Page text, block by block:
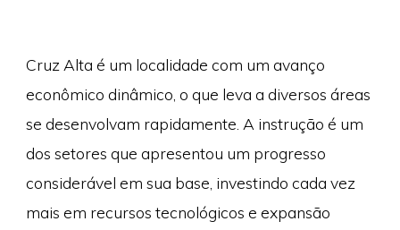
Cruz Alta é um localidade com um avanço
econômico dinâmico, o que leva a diversos áreas
se desenvolvam rapidamente. A instrução é um
dos setores que apresentou um progresso
considerável em sua base, investindo cada vez
mais em recursos tecnológicos e expansão